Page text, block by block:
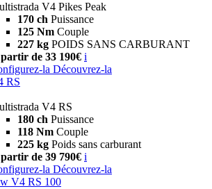
V4 Pikes Peak
170 ch Puissance
125 Nm Couple
227 kg POIDS SANS CARBURANT
de 33 190€ i
la Découvrez-la
RS
V4 RS
180 ch Puissance
118 Nm Couple
225 kg Poids sans carburant
de 39 790€ i
la Découvrez-la
V4 RS 100